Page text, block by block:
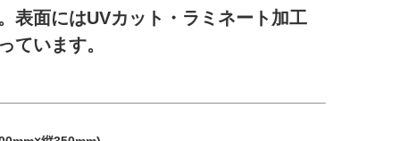
表面にはUVカット・ラミネート加工
ています。